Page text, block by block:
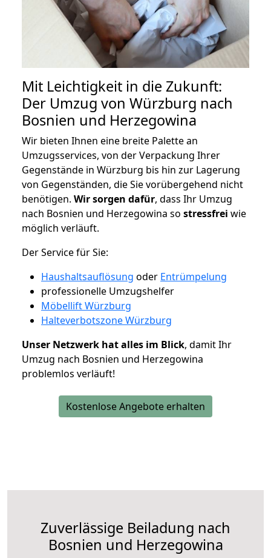
Mit Leichtigkeit in die Zukunft:
Der Umzug von Würzburg nach
Bosnien und Herzegowina
Wir bieten Ihnen eine breite Palette an
Umzugsservices, von der Verpackung Ihrer
Gegenstände in Würzburg bis hin zur Lagerung
von Gegenständen, die Sie vorübergehend nicht
benötigen. Wir sorgen dafür, dass Ihr Umzug
nach Bosnien und Herzegowina so stressfrei wie
möglich verläuft.
Der Service für Sie:
Haushaltsauflösung oder Entrümpelung
professionelle Umzugshelfer
Möbellift Würzburg
Halteverbotszone Würzburg
Unser Netzwerk hat alles im Blick, damit Ihr
Umzug nach Bosnien und Herzegowina
problemlos verläuft!
Kostenlose Angebote erhalten
Zuverlässige Beiladung nach
Bosnien und Herzegowina